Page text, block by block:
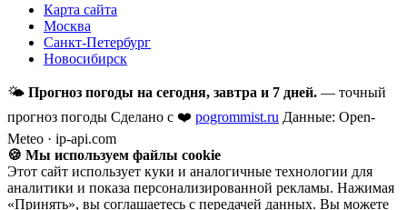
Карта сайта
Москва
Санкт-Петербург
Новосибирск
🌤 Прогноз погоды на сегодня, завтра и 7 дней. — точный
прогноз погоды Сделано с ❤️ pogrommist.ru Данные: Open-
Meteo · ip-api.com
🍪 Мы используем файлы cookie
Этот сайт использует куки и аналогичные технологии для
аналитики и показа персонализированной рекламы. Нажимая
«Принять», вы соглашаетесь с передачей данных. Вы можете